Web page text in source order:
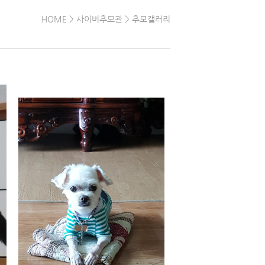
HOME > 사이버추모관 > 추모갤러리